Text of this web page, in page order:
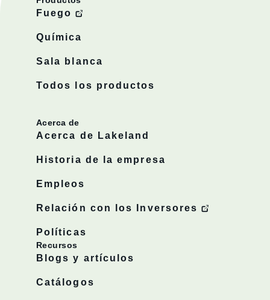
Fuego
Química
Sala blanca
Todos los productos
Acerca de
Acerca de Lakeland
Historia de la empresa
Empleos
Relación con los Inversores
Políticas
Recursos
Blogs y artículos
Catálogos